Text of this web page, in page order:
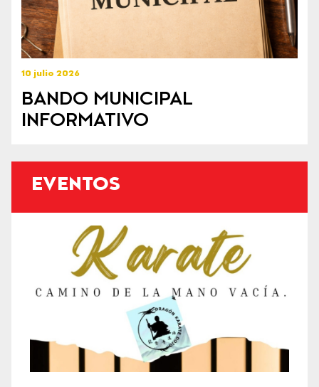
10 julio 2026
BANDO MUNICIPAL
INFORMATIVO
EVENTOS